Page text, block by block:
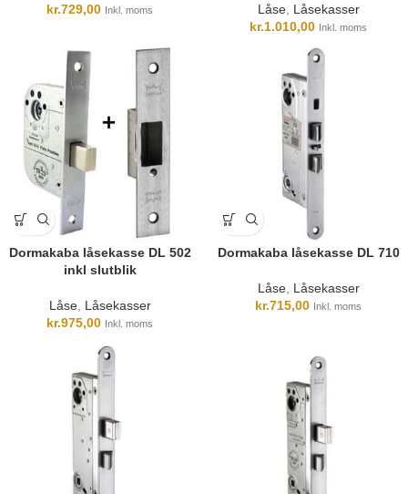
kr.729,00 Inkl. moms Låse, Låsekasser
kr.1.010,00 Inkl. moms
Dormakaba låsekasse DL 502
inkl slutblik
Låse, Låsekasser
kr.975,00 Inkl. moms
Dormakaba låsekasse DL 710
Låse, Låsekasser
kr.715,00 Inkl. moms